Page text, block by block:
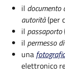
il documento
autorità(per
il passaporto
il permesso
una
elettronico